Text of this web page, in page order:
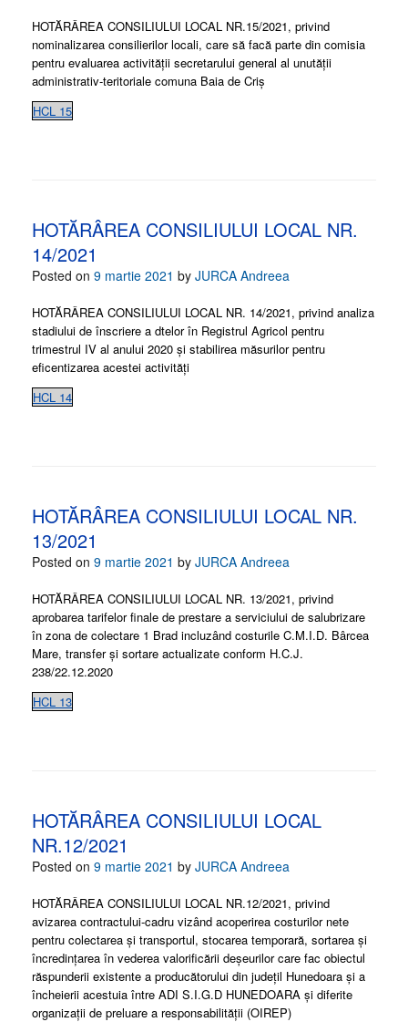
HOTĂRÂREA CONSILIULUI LOCAL NR.15/2021, privind
nominalizarea consilierilor locali, care să facă parte din comisia
pentru evaluarea activității secretarului general al unutății
administrativ-teritoriale comuna Baia de Criș
HCL 15
HOTĂRÂREA CONSILIULUI LOCAL NR.
14/2021
Posted on 9 martie 2021 by JURCA Andreea
HOTĂRÂREA CONSILIULUI LOCAL NR. 14/2021, privind analiza
stadiului de înscriere a dtelor în Registrul Agricol pentru
trimestrul IV al anului 2020 și stabilirea măsurilor pentru
eficentizarea acestei activități
HCL 14
HOTĂRÂREA CONSILIULUI LOCAL NR.
13/2021
Posted on 9 martie 2021 by JURCA Andreea
HOTĂRÂREA CONSILIULUI LOCAL NR. 13/2021, privind
aprobarea tarifelor finale de prestare a serviciului de salubrizare
în zona de colectare 1 Brad incluzând costurile C.M.I.D. Bârcea
Mare, transfer și sortare actualizate conform H.C.J.
238/22.12.2020
HCL 13
HOTĂRÂREA CONSILIULUI LOCAL
NR.12/2021
Posted on 9 martie 2021 by JURCA Andreea
HOTĂRÂREA CONSILIULUI LOCAL NR.12/2021, privind
avizarea contractului-cadru vizând acoperirea costurilor nete
pentru colectarea și transportul, stocarea temporară, sortarea și
încredințarea în vederea valorificării deșeurilor care fac obiectul
răspunderii existente a producătorului din județil Hunedoara și a
încheierii acestuia între ADI S.I.G.D HUNEDOARA și diferite
organizații de preluare a responsabilității (OIREP)